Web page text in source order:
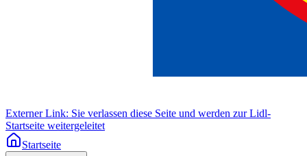
Externer Link: Sie verlassen diese Seite und werden zur Lidl-
Startseite weitergeleitet
Startseite